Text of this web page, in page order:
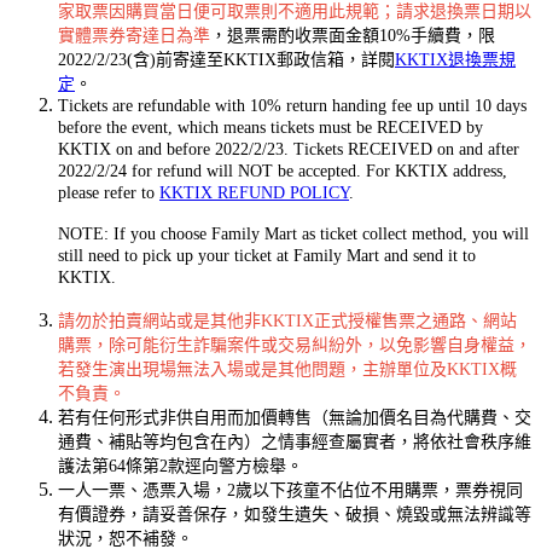
家取票因購買當日便可取票則不適用此規範；請求退換票日期以
實體票券寄達日為準 ，退票需酌收票面金額10%手續費，限
2022/2/23(含)前寄達至KKTIX郵政信箱，詳閱KKTIX退換票規
定 。
Tickets are refundable with 10% return handing fee up until 10 days
before the event, which means tickets must be RECEIVED by
KKTIX on and before 2022/2/23. Tickets RECEIVED on and after
2022/2/24 for refund will NOT be accepted. For KKTIX address,
please refer to KKTIX REFUND POLICY.
NOTE: If you choose Family Mart as ticket collect method, you will
still need to pick up your ticket at Family Mart and send it to
KKTIX.
請勿於拍賣網站或是其他非KKTIX正式授權售票之通路、網站
購票，除可能衍生詐騙案件或交易糾紛外，以免影響自身權益，
若發生演出現場無法入場或是其他問題，主辦單位及KKTIX概
不負責。
若有任何形式非供自用而加價轉售（無論加價名目為代購費、交
通費、補貼等均包含在內）之情事經查屬實者，將依社會秩序維
護法第64條第2款逕向警方檢舉。
一人一票、憑票入場，2歲以下孩童不佔位不用購票，票券視同
有價證券，請妥善保存，如發生遺失、破損、燒毀或無法辨識等
狀況，恕不補發。